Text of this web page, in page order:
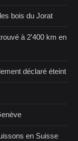
bois du Jorat
à 2'400 km en
déclaré éteint
en Suisse